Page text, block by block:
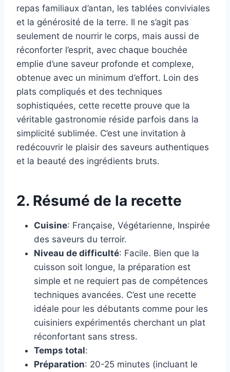
repas familiaux d’antan, les tablées conviviales
et la générosité de la terre. Il ne s’agit pas
seulement de nourrir le corps, mais aussi de
réconforter l’esprit, avec chaque bouchée
emplie d’une saveur profonde et complexe,
obtenue avec un minimum d’effort. Loin des
plats compliqués et des techniques
sophistiquées, cette recette prouve que la
véritable gastronomie réside parfois dans la
simplicité sublimée. C’est une invitation à
redécouvrir le plaisir des saveurs authentiques
et la beauté des ingrédients bruts.
2. Résumé de la recette
Cuisine: Française, Végétarienne, Inspirée
des saveurs du terroir.
Niveau de difficulté: Facile. Bien que la
cuisson soit longue, la préparation est
simple et ne requiert pas de compétences
techniques avancées. C’est une recette
idéale pour les débutants comme pour les
cuisiniers expérimentés cherchant un plat
réconfortant sans stress.
Temps total:
Préparation: 20-25 minutes (incluant le